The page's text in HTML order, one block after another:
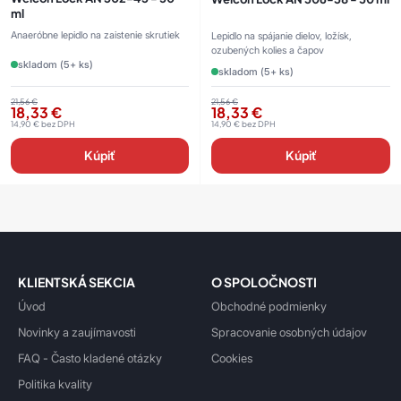
ml
Anaeróbne lepidlo na zaistenie skrutiek
skladom (5+ ks)
21,56€
18,33€
14,90 €bez DPH
Kúpiť
Lepidlo na spájanie dielov, ložísk,
ozubených kolies a čapov
skladom (5+ ks)
21,56€
18,33€
14,90 €bez DPH
Kúpiť
KLIENTSKÁ SEKCIA
Úvod
Novinky a zaujímavosti
FAQ - Často kladené otázky
Politika kvality
O SPOLOČNOSTI
Obchodné podmienky
Spracovanie osobných údajov
Cookies